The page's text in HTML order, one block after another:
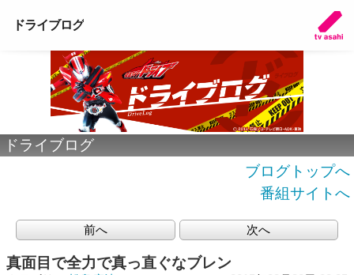
ドライブログ
ドライブログ
ブログトップへ
番組サイトへ
前へ 次へ
真面目で全力で真っ直ぐなブレン